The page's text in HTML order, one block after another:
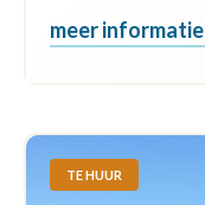
meer informatie
TE HUUR